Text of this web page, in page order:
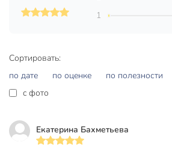
Назначение
Модель
Сортировать:
по дате
по оценке
по полезности
c фото
Екатерина Бахметьева
1